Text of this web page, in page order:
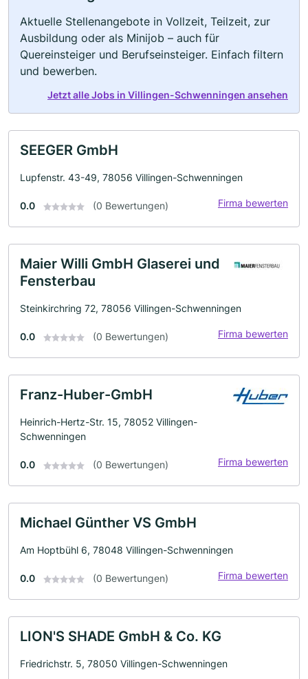
Aktuelle Stellenangebote in Vollzeit, Teilzeit, zur
Ausbildung oder als Minijob – auch für
Quereinsteiger und Berufseinsteiger. Einfach filtern
und bewerben.
Jetzt alle Jobs in Villingen-Schwenningen ansehen
SEEGER GmbH
Lupfenstr. 43-49, 78056 Villingen-Schwenningen
0.0 (0 Bewertungen) Firma bewerten
Maier Willi GmbH Glaserei und
Fensterbau
Steinkirchring 72, 78056 Villingen-Schwenningen
0.0 (0 Bewertungen) Firma bewerten
Franz-Huber-GmbH
Heinrich-Hertz-Str. 15, 78052 Villingen-
Schwenningen
0.0 (0 Bewertungen) Firma bewerten
Michael Günther VS GmbH
Am Hoptbühl 6, 78048 Villingen-Schwenningen
0.0 (0 Bewertungen) Firma bewerten
LION'S SHADE GmbH & Co. KG
Friedrichstr. 5, 78050 Villingen-Schwenningen